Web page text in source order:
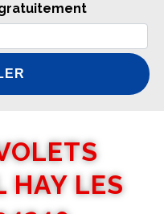
HAY LES